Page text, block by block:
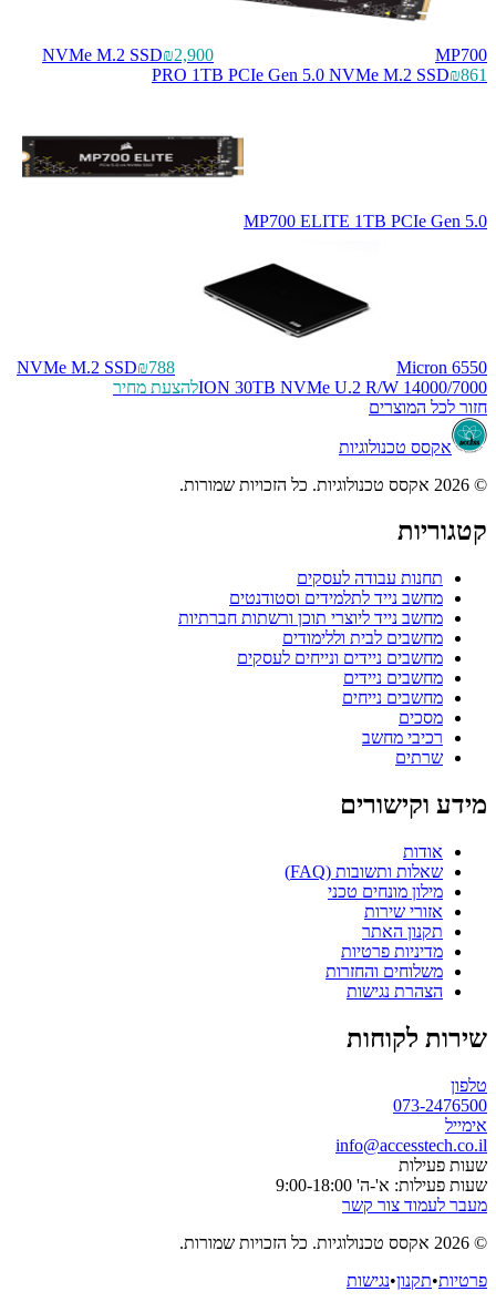
NVMe M.2 SSD₪2,900
MP700
PRO 1TB PCIe Gen 5.0 NVMe M.2 SSD₪861
MP700 ELITE 1TB PCIe Gen 5.0
NVMe M.2 SSD₪788
Micron 6550
ION 30TB NVMe U.2 R/W 14000/7000להצעת מחיר
חזור לכל המוצרים
אקסס טכנולוגיות
© 2026 אקסס טכנולוגיות. כל הזכויות שמורות.
קטגוריות
תחנות עבודה לעסקים
מחשב נייד לתלמידים וסטודנטים
מחשב נייד ליוצרי תוכן ורשתות חברתיות
מחשבים לבית וללימודים
מחשבים ניידים ונייחים לעסקים
מחשבים ניידים
מחשבים נייחים
מסכים
רכיבי מחשב
שרתים
מידע וקישורים
אודות
שאלות ותשובות (FAQ)
מילון מונחים טכני
אזורי שירות
תקנון האתר
מדיניות פרטיות
משלוחים והחזרות
הצהרת נגישות
שירות לקוחות
טלפון
073-2476500
אימייל
info@accesstech.co.il
שעות פעילות
שעות פעילות: א'-ה' 9:00-18:00
מעבר לעמוד צור קשר
© 2026 אקסס טכנולוגיות. כל הזכויות שמורות.
פרטיות•תקנון•נגישות